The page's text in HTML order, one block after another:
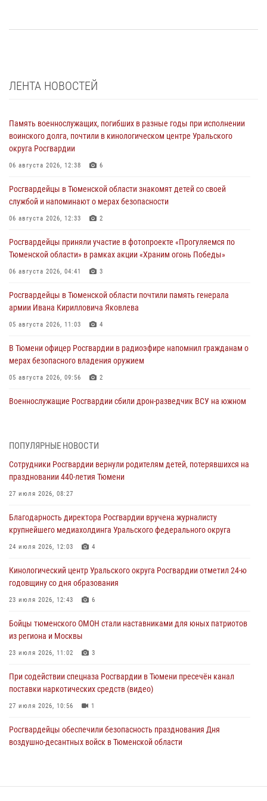
ЛЕНТА НОВОСТЕЙ
Память военнослужащих, погибших в разные годы при исполнении
воинского долга, почтили в кинологическом центре Уральского
округа Росгвардии
06 августа 2026, 12:38 6
Росгвардейцы в Тюменской области знакомят детей со своей
службой и напоминают о мерах безопасности
06 августа 2026, 12:33 2
Росгвардейцы приняли участие в фотопроекте «Прогуляемся по
Тюменской области» в рамках акции «Храним огонь Победы»
06 августа 2026, 04:41 3
Росгвардейцы в Тюменской области почтили память генерала
армии Ивана Кирилловича Яковлева
05 августа 2026, 11:03 4
В Тюмени офицер Росгвардии в радиоэфире напомнил гражданам о
мерах безопасного владения оружием
05 августа 2026, 09:56 2
Военнослужащие Росгвардии сбили дрон-разведчик ВСУ на южном
масштабных спортивных событий на Урале
05 августа 2026, 05:22
виновника ДТП
05 августа 2026, 05:15
труженицу тыла из Тюмени
04 августа 2026, 11:07
условиях в Тюменской области (видео)
04 августа 2026, 06:28
ПОПУЛЯРНЫЕ НОВОСТИ
Сотрудники Росгвардии вернули родителям детей, потерявшихся на
праздновании 440-летия Тюмени
27 июля 2026, 08:27
Благодарность директора Росгвардии вручена журналисту
крупнейшего медиахолдинга Уральского федерального округа
24 июля 2026, 12:03 4
Кинологический центр Уральского округа Росгвардии отметил 24-ю
годовщину со дня образования
23 июля 2026, 12:43 6
Бойцы тюменского ОМОН стали наставниками для юных патриотов
из региона и Москвы
23 июля 2026, 11:02 3
При содействии спецназа Росгвардии в Тюмени пресечён канал
поставки наркотических средств (видео)
27 июля 2026, 10:56 1
Росгвардейцы обеспечили безопасность празднования Дня
воздушно-десантных войск в Тюменской области